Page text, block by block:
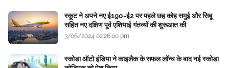
स्कूट ने अपने नए ई190-ई2 पर पहले छह कोह समुई और सिबू
सहित नए दक्षिण पूर्व एशियाई गंतव्यों की शुरूआत की
3/06/2024 02:26:00 pm
स्कोडा ऑटो इंडिया ने काइलैक के सफल लॉन्च के बाद नई स्कोडा